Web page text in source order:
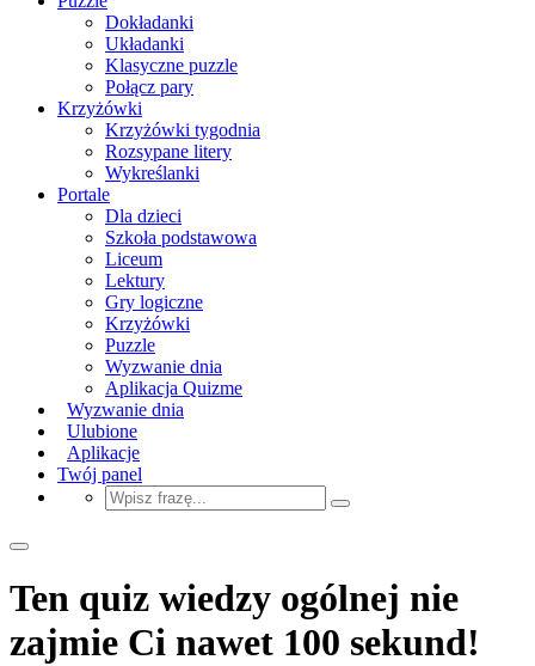
Dokładanki
Układanki
Klasyczne puzzle
Połącz pary
Krzyżówki
Krzyżówki tygodnia
Rozsypane litery
Wykreślanki
Portale
Dla dzieci
Szkoła podstawowa
Liceum
Lektury
Gry logiczne
Krzyżówki
Puzzle
Wyzwanie dnia
Aplikacja Quizme
Wyzwanie dnia
Ulubione
Aplikacje
Twój panel
Ten quiz wiedzy ogólnej nie
zajmie Ci nawet 100 sekund!